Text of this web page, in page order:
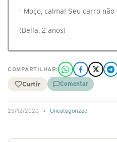
- Moço, calma! Seu carro
(Bella, 2 anos)
COMPARTILHAR:
Curtir Comentar
29/12/2020 • Uncategorized